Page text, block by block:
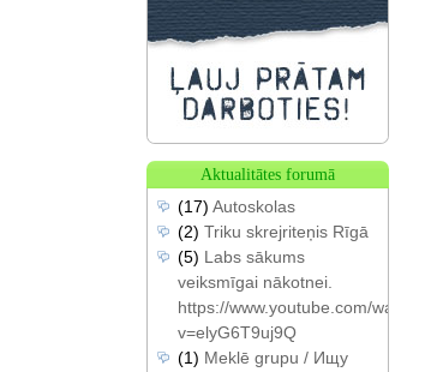
Aktualitātes forumā
(17) Autoskolas
(2) Triku skrejriteņis Rīgā
(5) Labs sākums
veiksmīgai nākotnei.
https://www.youtube.com/watch?
v=elyG6T9uj9Q
(1) Meklē grupu / Ищу